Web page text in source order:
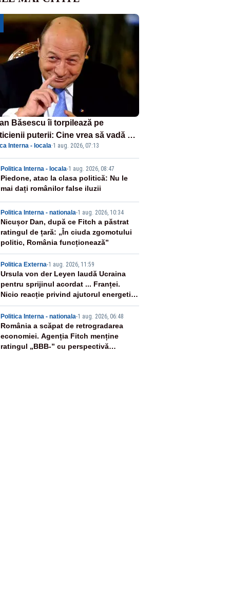
Băsescu îi torpilează pe
puterii: Cine vrea să vadă ce
să fii prost, se uită la
Interna - locala·1 aug. 2026, 07:13
Politica Interna - locala-1 aug. 2026, 08:47
Piedone, atac la clasa politică: Nu le
mai dați românilor false iluzii
Politica Interna - nationala-1 aug. 2026, 10:34
Nicușor Dan, după ce Fitch a păstrat
ratingul de țară: „În ciuda zgomotului
politic, România funcționează”
Politica Externa-1 aug. 2026, 11:59
Ursula von der Leyen laudă Ucraina
pentru sprijinul acordat ... Franței.
Nicio reacție privind ajutorul energetic
promis României
Politica Interna - nationala-1 aug. 2026, 06:48
România a scăpat de retrogradarea
economiei. Agenția Fitch menține
ratingul „BBB-” cu perspectivă